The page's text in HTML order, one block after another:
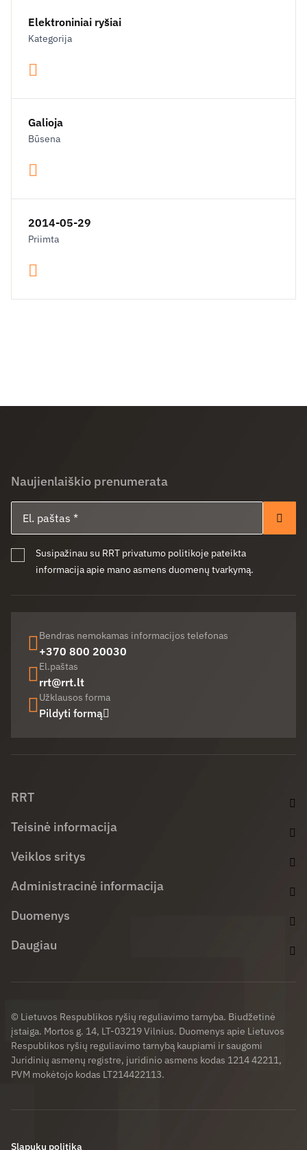
Elektroniniai ryšiai
Kategorija
Galioja
Būsena
2014-05-29
Priimta
Naujienlaiškio prenumerata
Susipažinau su RRT privatumo politikoje pateikta
informacija apie mano asmens duomenų tvarkymą.
Bendras nemokamas informacijos telefonas
+370 800 20030
El.paštas
rrt@rrt.lt
Užklausos forma
Pildyti formą
RRT
Teisinė informacija
Veiklos sritys
Administracinė informacija
Duomenys
Daugiau
© Lietuvos Respublikos ryšių reguliavimo tarnyba. Biudžetinė
įstaiga. Mortos g. 14, LT-03219 Vilnius. Duomenys apie Lietuvos
Respublikos ryšių reguliavimo tarnybą kaupiami ir saugomi
Juridinių asmenų registre, juridinio asmens kodas 1214 42211,
PVM mokėtojo kodas LT214422113.
Slapukų politika